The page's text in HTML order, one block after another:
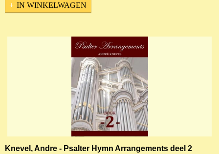
IN WINKELWAGEN
Knevel, Andre - Psalter Hymn Arrangements deel 2